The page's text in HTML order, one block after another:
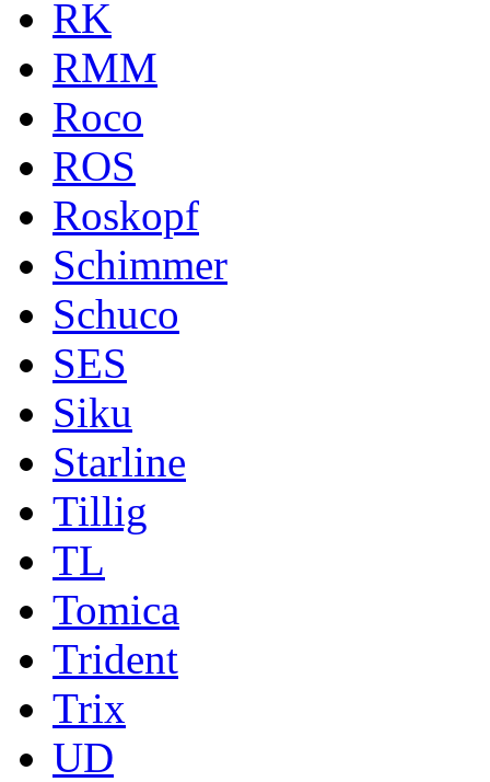
RK
RMM
Roco
ROS
Roskopf
Schimmer
Schuco
SES
Siku
Starline
Tillig
TL
Tomica
Trident
Trix
UD